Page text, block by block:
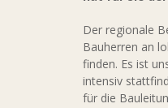
Der regionale
Bauherren an
finden. Es ist
intensiv
für die